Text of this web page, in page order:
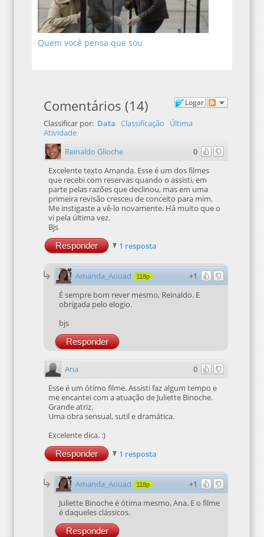
Quem você pensa que sou
Logar
Comentários (14)
Classificar por: Data Classificação
Última
Atividade
0
Reinaldo Glioche
Excelente texto Amanda. Esse é um dos filmes
que recebi com reservas quando o assisti, em
parte pelas razões que declinou, mas em uma
primeira revisão cresceu de conceito para mim.
Me instigaste a vê-lo novamente. Há muito que o
vi pela última vez.
Bjs
Responder 1 resposta
+1
Amanda_Aouad 118p
É sempre bom rever mesmo, Reinaldo. E
obrigada pelo elogio.
bjs
Responder
0
Ana
Esse é um ótimo filme. Assisti faz algum tempo e
me encantei com a atuação de Juliette Binoche.
Grande atriz.
Uma obra sensual, sutil e dramática.
Excelente dica. :)
Responder 1 resposta
+1
Amanda_Aouad 118p
Juliette Binoche é ótima mesmo, Ana. E o filme
é daqueles clássicos.
Responder